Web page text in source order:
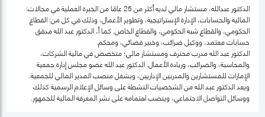
الدكتور عبدالله، مستشار مالي لديه أكثر من 25 عامًا من الخبرة العملية في مجالات:
المالية والحسابات، الإدارة الإستراتيجية، وتطوير الأعمال، وذلك في كل من: القطاع
الحكومي، والقطاع شبه الحكومي، والقطاع الخاص. كما أ، الدكتور عبد الله مدقق
حسابات معتمد، ووكيل ضرائب، وخبير قضائي، ومحكم.
الدكتور عبد الله مدرب محترف ومستشار مالي؛ متخصص في مالية الشركات،
والمحاسبة، والضرائب، وريادة الأعمال. الدكتور عبد الله عضو مجلس إدارة جمعية
الإمارات للمستشارين والمدربين الإداريين، ويشغل منصب المدير المالي للجمعية.
ويعد الدكتور عبد الله من الشخصيات النشطة على وسائل الإعلام الرسمية كذلك
ووسائل التواصل الاجتماعي، وينصب اهتمامه على نشر المعرفة المالية للجمهور.